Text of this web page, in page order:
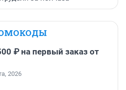
₽ на первый заказ от
2026